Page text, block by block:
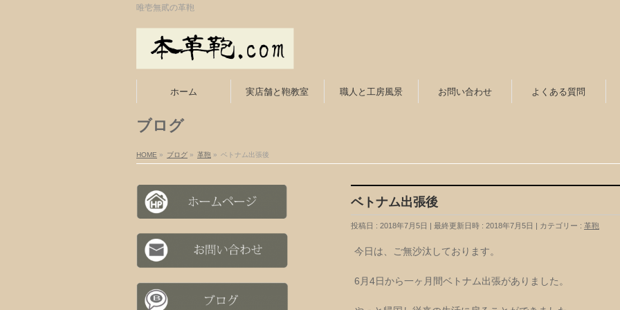
唯壱無貮の革鞄
ホーム 実店舗と鞄教室 職人と工房風景 お問い合わせ よくある質問
ブログ
HOME » ブログ » 革鞄 » ベトナム出張後
ベトナム出張後
投稿日 : 2018年7月5日 最終更新日時 : 2018年7月5日 カテゴリー : 革鞄
今日は、ご無沙汰しております。
6月4日から一ヶ月間ベトナム出張がありました。